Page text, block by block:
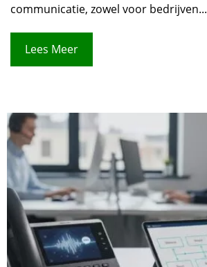
communicatie, zowel voor bedrijven...
Lees Meer